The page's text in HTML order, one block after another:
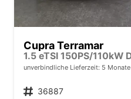
Cupra Terramar
unverbindliche Lieferzeit: 5 Monate
Fahrzeugnr. 36887